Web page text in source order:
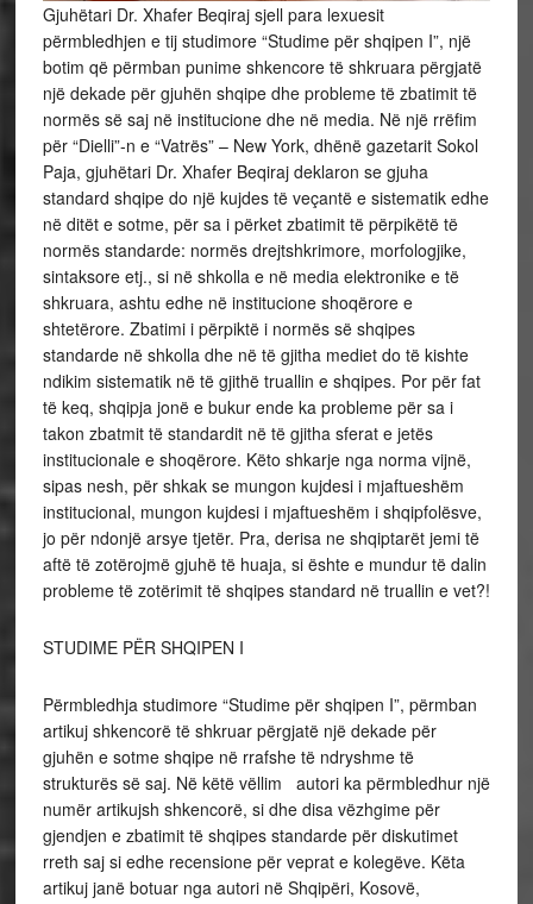
Gjuhëtari Dr. Xhafer Beqiraj sjell para lexuesit
përmbledhjen e tij studimore “Studime për shqipen I”, një
botim që përmban punime shkencore të shkruara përgjatë
një dekade për gjuhën shqipe dhe probleme të zbatimit të
normës së saj në institucione dhe në media. Në një rrëfim
për “Dielli”-n e “Vatrës” – New York, dhënë gazetarit Sokol
Paja, gjuhëtari Dr. Xhafer Beqiraj deklaron se gjuha
standard shqipe do një kujdes të veçantë e sistematik edhe
në ditët e sotme, për sa i përket zbatimit të përpikëtë të
normës standarde: normës drejtshkrimore, morfologjike,
sintaksore etj., si në shkolla e në media elektronike e të
shkruara, ashtu edhe në institucione shoqërore e
shtetërore. Zbatimi i përpiktë i normës së shqipes
standarde në shkolla dhe në të gjitha mediet do të kishte
ndikim sistematik në të gjithë truallin e shqipes. Por për fat
të keq, shqipja jonë e bukur ende ka probleme për sa i
takon zbatmit të standardit në të gjitha sferat e jetës
institucionale e shoqërore. Këto shkarje nga norma vijnë,
sipas nesh, për shkak se mungon kujdesi i mjaftueshëm
institucional, mungon kujdesi i mjaftueshëm i shqipfolësve,
jo për ndonjë arsye tjetër. Pra, derisa ne shqiptarët jemi të
aftë të zotërojmë gjuhë të huaja, si ështe e mundur të dalin
probleme të zotërimit të shqipes standard në truallin e vet?!
STUDIME PËR SHQIPEN I
Përmbledhja studimore “Studime për shqipen I”, përmban
artikuj shkencorë të shkruar përgjatë një dekade për
gjuhën e sotme shqipe në rrafshe të ndryshme të
strukturës së saj. Në këtë vëllim autori ka përmbledhur një
numër artikujsh shkencorë, si dhe disa vëzhgime për
gjendjen e zbatimit të shqipes standarde për diskutimet
rreth saj si edhe recensione për veprat e kolegëve. Këta
artikuj janë botuar nga autori në Shqipëri, Kosovë,